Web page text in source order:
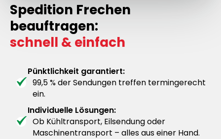
Spedition Frechen
beauftragen:
schnell & einfach
Pünktlichkeit garantiert:
99,5 % der Sendungen treffen termingerecht
ein.
Individuelle Lösungen:
Ob Kühltransport, Eilsendung oder
Maschinentransport – alles aus einer Hand.